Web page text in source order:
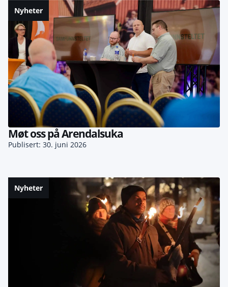
Nyheter
Møt oss på Arendalsuka
Publisert: 30. juni 2026
Nyheter